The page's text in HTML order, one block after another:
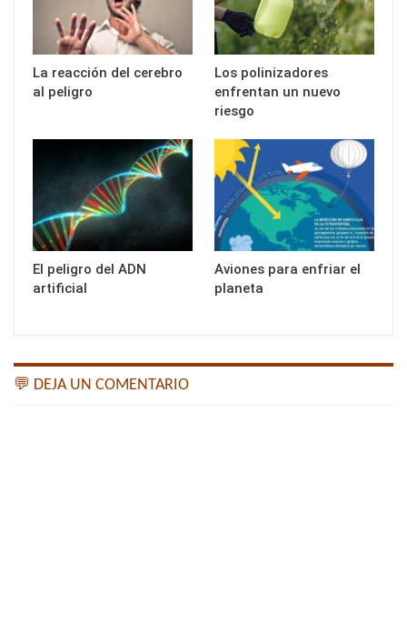
La reacción del cerebro
al peligro
Los polinizadores
enfrentan un nuevo
riesgo
El peligro del ADN
artificial
Aviones para enfriar el
planeta
💬 DEJA UN COMENTARIO